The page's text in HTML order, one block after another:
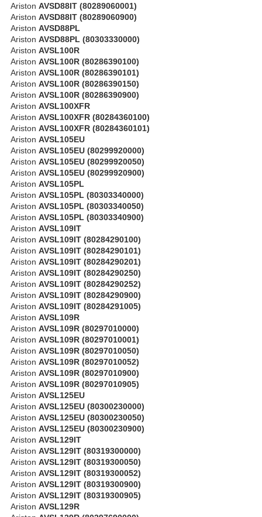
Ariston AVSD88IT (80289060001)
Ariston AVSD88IT (80289060900)
Ariston AVSD88PL
Ariston AVSD88PL (80303330000)
Ariston AVSL100R
Ariston AVSL100R (80286390100)
Ariston AVSL100R (80286390101)
Ariston AVSL100R (80286390150)
Ariston AVSL100R (80286390900)
Ariston AVSL100XFR
Ariston AVSL100XFR (80284360100)
Ariston AVSL100XFR (80284360101)
Ariston AVSL105EU
Ariston AVSL105EU (80299920000)
Ariston AVSL105EU (80299920050)
Ariston AVSL105EU (80299920900)
Ariston AVSL105PL
Ariston AVSL105PL (80303340000)
Ariston AVSL105PL (80303340050)
Ariston AVSL105PL (80303340900)
Ariston AVSL109IT
Ariston AVSL109IT (80284290100)
Ariston AVSL109IT (80284290101)
Ariston AVSL109IT (80284290201)
Ariston AVSL109IT (80284290250)
Ariston AVSL109IT (80284290252)
Ariston AVSL109IT (80284290900)
Ariston AVSL109IT (80284291005)
Ariston AVSL109R
Ariston AVSL109R (80297010000)
Ariston AVSL109R (80297010001)
Ariston AVSL109R (80297010050)
Ariston AVSL109R (80297010052)
Ariston AVSL109R (80297010900)
Ariston AVSL109R (80297010905)
Ariston AVSL125EU
Ariston AVSL125EU (80300230000)
Ariston AVSL125EU (80300230050)
Ariston AVSL125EU (80300230900)
Ariston AVSL129IT
Ariston AVSL129IT (80319300000)
Ariston AVSL129IT (80319300050)
Ariston AVSL129IT (80319300052)
Ariston AVSL129IT (80319300900)
Ariston AVSL129IT (80319300905)
Ariston AVSL129R